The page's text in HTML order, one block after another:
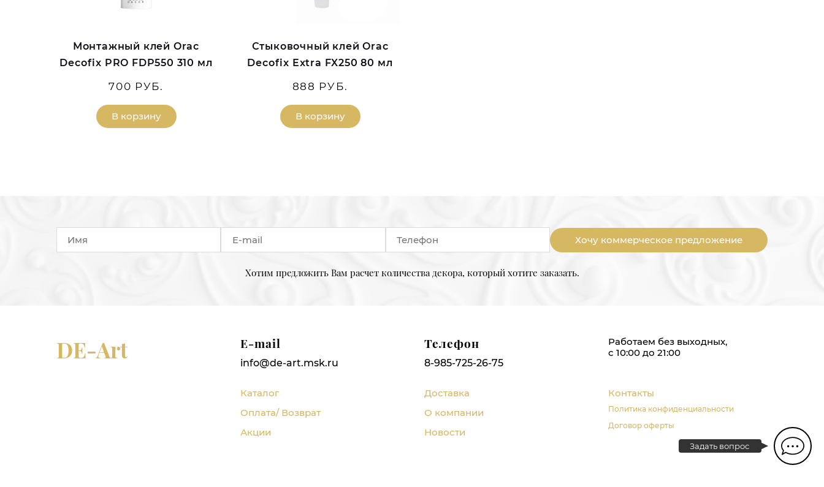
Задать вопрос
Монтажный клей Orac
Decofix PRO FDP550 310 мл
700 РУБ.
В корзину
Стыковочный клей Orac
Decofix Extra FX250 80 мл
888 РУБ.
В корзину
Хочу коммерческое предложение
Хотим предложить Вам расчет количества декора, который хотите заказать.
DE-Art E-mail
info@de-art.msk.ru
Телефон
8-985-725-26-75
Работаем без выходных,
с 10:00 до 21:00
Каталог
Оплата/ Возврат
Акции
Доставка
О компании
Новости
Контакты
Политика конфиденциальности
Договор оферты